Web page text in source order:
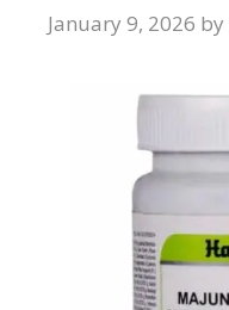
January 9, 2026 by